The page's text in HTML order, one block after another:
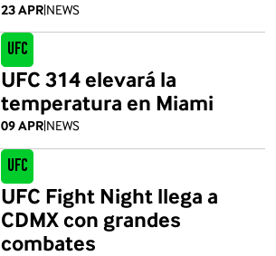
23 APR|NEWS
UFC
09 APR|NEWS
UFC 314 elevará la
temperatura en Miami
UFC
UFC Fight Night llega a
CDMX con grandes
combates